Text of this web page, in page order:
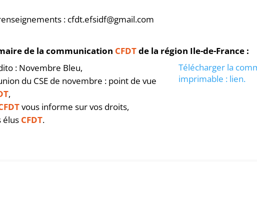
: cfdt.efsidf@gmail.com
de la communication CFDTde la région Ile-de-France :
: Novembre Bleu,
du CSE de novembre : point de vue
,
vous informe sur vos droits,
élus CFDT.
Télécharger la
imprimable : lien.